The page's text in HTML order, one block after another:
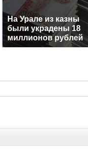
На Урале из казны
были украдены 18
миллионов рублей